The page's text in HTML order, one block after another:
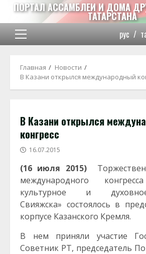
Перейти
содержимому
ПОРТАЛ АССАМБЛЕИ И ДОМА
ТАТАРСТАНА
Основное
рус /
Главная
Новости
В Казани открылся международный
В Казани открылся
конгресс
16.07.2015
(16 июля 2015)
международного
культурное и
Свияжска» состоялось в
корпусе Казанского Кремля.
В нем приняли участие
Советник РТ, председатель